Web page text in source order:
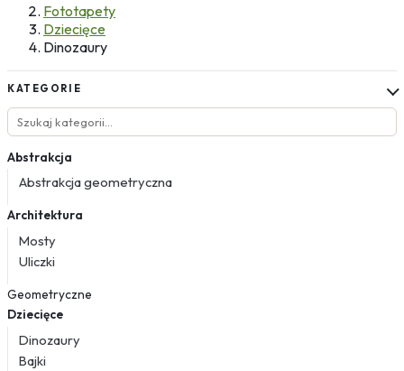
Fototapety
Dziecięce
Dinozaury
KATEGORIE
Abstrakcja
Abstrakcja geometryczna
Architektura
Mosty
Uliczki
Geometryczne
Dziecięce
Dinozaury
Bajki